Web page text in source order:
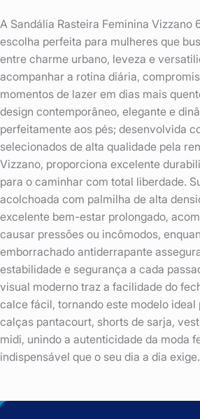
A Sandália Rasteira Feminina Vizzano
escolha perfeita para mulheres que
entre charme urbano, leveza e
acompanhar a rotina diária,
momentos de lazer em dias mais
design contemporâneo, elegante e
perfeitamente aos pés; desenvolvida
selecionados de alta qualidade pela
Vizzano, proporciona excelente
para o caminhar com total liberdade.
acolchoada com palmilha de alta
excelente bem-estar prolongado,
causar pressões ou incômodos,
emborrachado antiderrapante
estabilidade e segurança a cada
visual moderno traz a facilidade do
calce fácil, tornando este modelo
calças pantacourt, shorts de sarja,
midi, unindo a autenticidade da moda
indispensável que o seu dia a dia exige.